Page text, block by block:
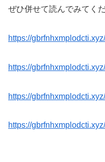
ぜひ併せて読んでみてく
https://
https://
https://
https://